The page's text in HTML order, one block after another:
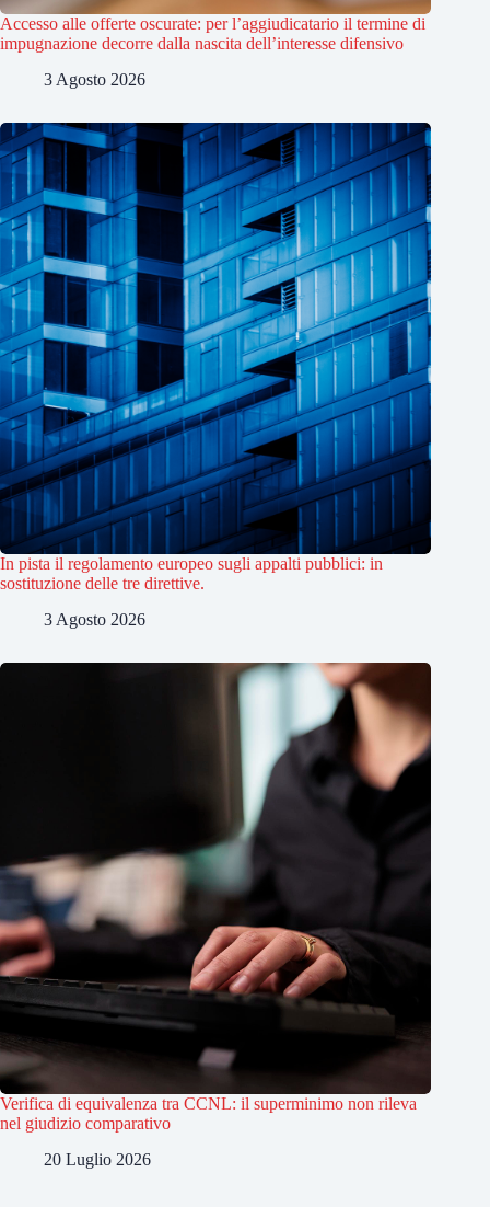
Accesso alle offerte oscurate: per l’aggiudicatario il termine di
impugnazione decorre dalla nascita dell’interesse difensivo
3 Agosto 2026
In pista il regolamento europeo sugli appalti pubblici: in
sostituzione delle tre direttive.
3 Agosto 2026
Verifica di equivalenza tra CCNL: il superminimo non rileva
nel giudizio comparativo
20 Luglio 2026